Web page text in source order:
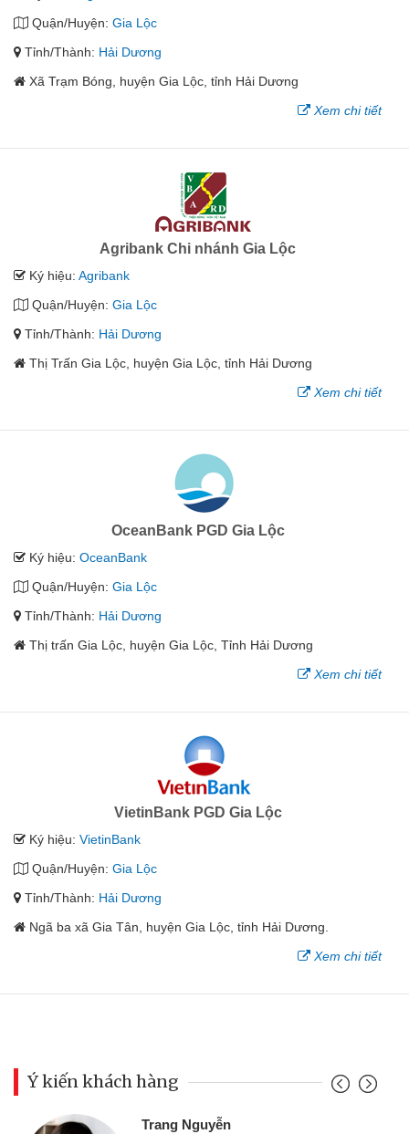
Quận/Huyện: Gia Lộc
Tỉnh/Thành: Hải Dương
Xã Trạm Bóng, huyện Gia Lộc, tỉnh Hải Dương
Xem chi tiết
Agribank Chi nhánh Gia Lộc
Ký hiệu: Agribank
Quận/Huyện: Gia Lộc
Tỉnh/Thành: Hải Dương
Thị Trấn Gia Lộc, huyện Gia Lộc, tỉnh Hải Dương
Xem chi tiết
OceanBank PGD Gia Lộc
Ký hiệu: OceanBank
Quận/Huyện: Gia Lộc
Tỉnh/Thành: Hải Dương
Thị trấn Gia Lộc, huyện Gia Lộc, Tỉnh Hải Dương
Xem chi tiết
VietinBank PGD Gia Lộc
Ký hiệu: VietinBank
Quận/Huyện: Gia Lộc
Tỉnh/Thành: Hải Dương
Ngã ba xã Gia Tân, huyện Gia Lộc, tỉnh Hải Dương.
Xem chi tiết
Ý kiến khách hàng
Trang Nguyễn